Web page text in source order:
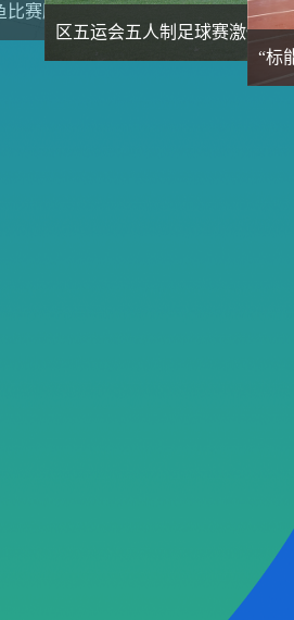
赛顺利收杆
“标
区五运会五人制足球赛激情收